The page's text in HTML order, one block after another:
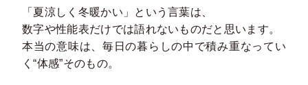
「夏涼しく冬暖かい」という言葉は、
数字や性能表だけでは語れないものだと思います。
本当の意味は、毎日の暮らしの中で積み重なってい
く“体感”そのもの。